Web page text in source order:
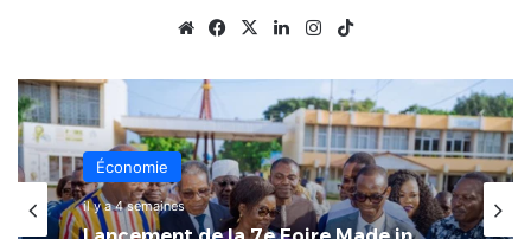
WebsiteFacebook
X LinkedinInstagram
Économie
4 juillet 2026